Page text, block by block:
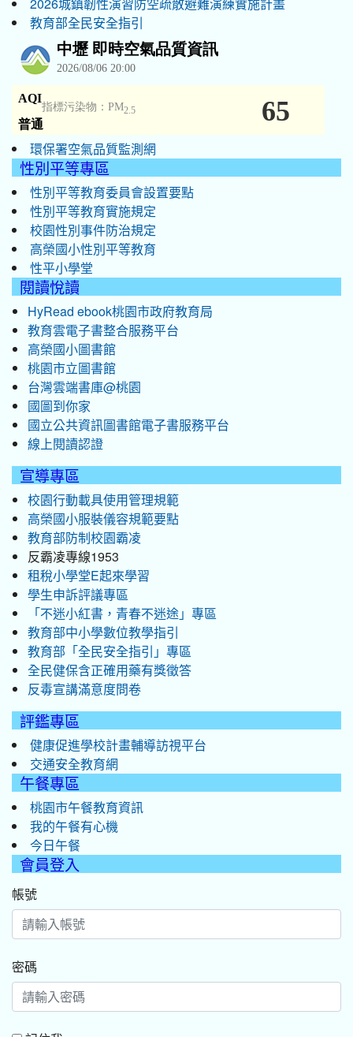
2026城鎮韌性演習防空疏散避難演練實施計畫
教育部全民安全指引
環保署空氣品質監測網
性別平等專區
性別平等教育委員會設置要點
性別平等教育實施規定
校園性別事件防治規定
高榮國小性別平等教育
性平小學堂
閱讀悅讀
HyRead ebook桃園市政府教育局
教育雲電子書整合服務平台
高榮國小圖書館
桃園市立圖書館
台灣雲端書庫@桃園
國圖到你家
國立公共資訊圖書館電子書服務平台
線上閱讀認證
宣導專區
校園行動載具使用管理規範
高榮國小服裝儀容規範要點
教育部防制校園霸凌
反霸凌專線1953
租稅小學堂E起來學習
學生申訴評議專區
「不迷小紅書，青春不迷途」專區
教育部中小學數位教學指引
教育部「全民安全指引」專區
全民健保含正確用藥有獎徵答
反毒宣講滿意度問卷
評鑑專區
健康促進學校計畫輔導訪視平台
交通安全教育網
午餐專區
桃園市午餐教育資訊
我的午餐有心機
今日午餐
會員登入
帳號
密碼